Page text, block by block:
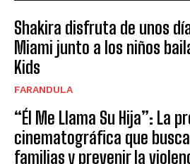
Shakira disfruta de unos
Miami junto a los niños
Kids
FARANDULA
“Él Me Llama Su Hija”: La
cinematográfica que
familias y prevenir la